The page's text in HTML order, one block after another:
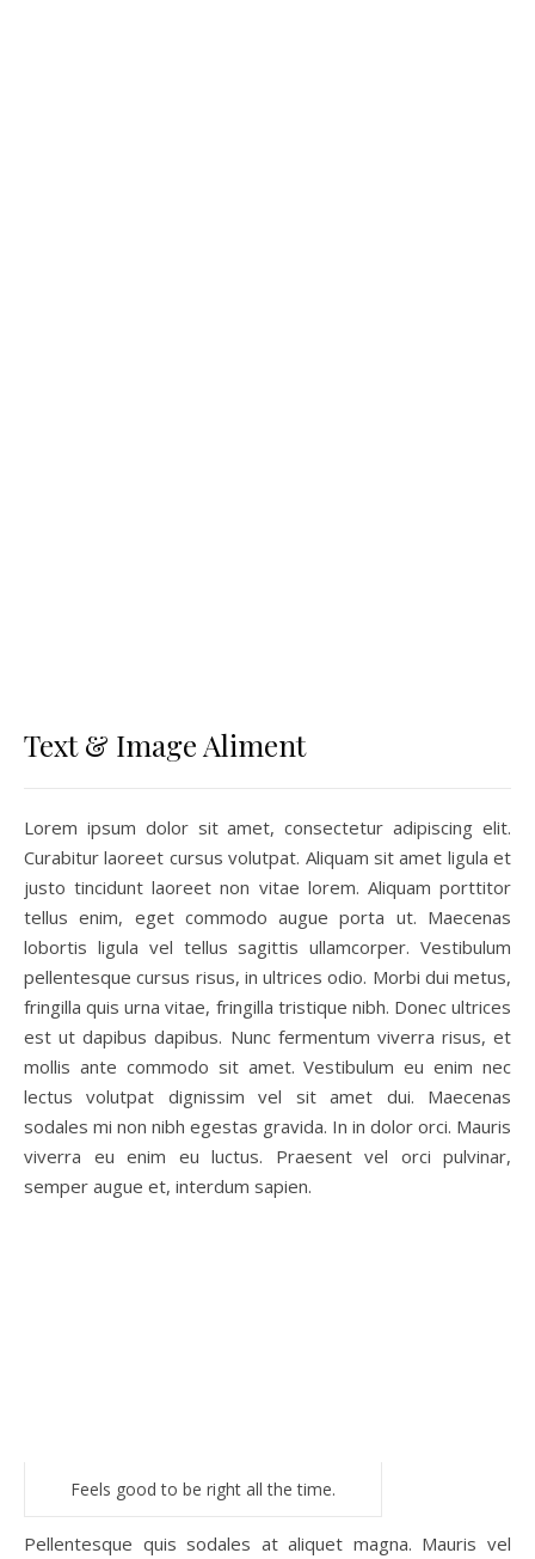
Text & Image Aliment
Lorem ipsum dolor sit amet, consectetur adipiscing elit.
Curabitur laoreet cursus volutpat. Aliquam sit amet ligula et
justo tincidunt laoreet non vitae lorem. Aliquam porttitor
tellus enim, eget commodo augue porta ut. Maecenas
lobortis ligula vel tellus sagittis ullamcorper. Vestibulum
pellentesque cursus risus, in ultrices odio. Morbi dui metus,
fringilla quis urna vitae, fringilla tristique nibh. Donec ultrices
est ut dapibus dapibus. Nunc fermentum viverra risus, et
mollis ante commodo sit amet. Vestibulum eu enim nec
lectus volutpat dignissim vel sit amet dui. Maecenas
sodales mi non nibh egestas gravida. In in dolor orci. Mauris
viverra eu enim eu luctus. Praesent vel orci pulvinar,
semper augue et, interdum sapien.
Feels good to be right all the time.
Pellentesque quis sodales at aliquet magna. Mauris vel